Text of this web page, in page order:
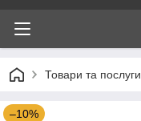
Товари та послуги
–10%